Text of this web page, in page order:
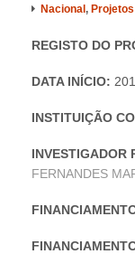
Nacional,
REGISTO DO
DATA INÍCIO:
INSTITUIÇÃO
INVESTIGADOR
FERNANDES